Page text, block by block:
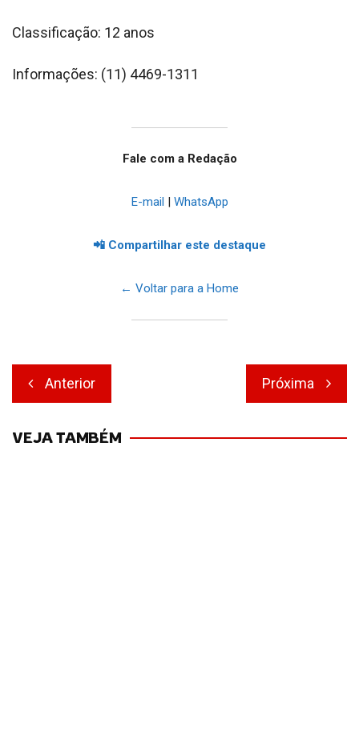
Classificação: 12 anos
Informações: (11) 4469-1311
Fale com a Redação
E-mail | WhatsApp
📲 Compartilhar este destaque
← Voltar para a Home
Navegação
de
Anterior Próxima
VEJA TAMBÉM